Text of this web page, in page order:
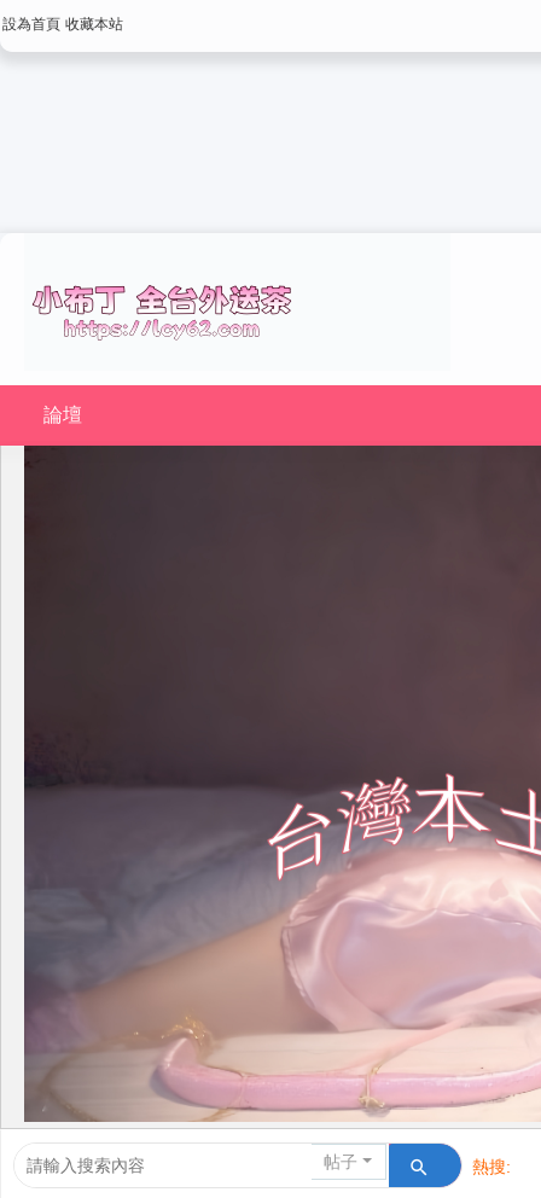
設為首頁 收藏本站
論壇
帖子 熱搜: